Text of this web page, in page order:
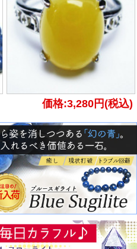
価格:3,280円(税込)